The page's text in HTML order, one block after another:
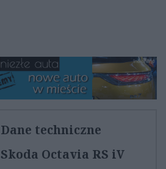
Dane techniczne
Skoda Octavia RS iV